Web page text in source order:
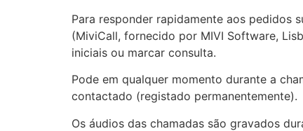
Para responder rapidamente aos pedidos
(MiviCall, fornecido por MIVI Software,
iniciais ou marcar consulta.
Pode em qualquer momento durante a
contactado (registado permanentemente).
Os áudios das chamadas são gravados